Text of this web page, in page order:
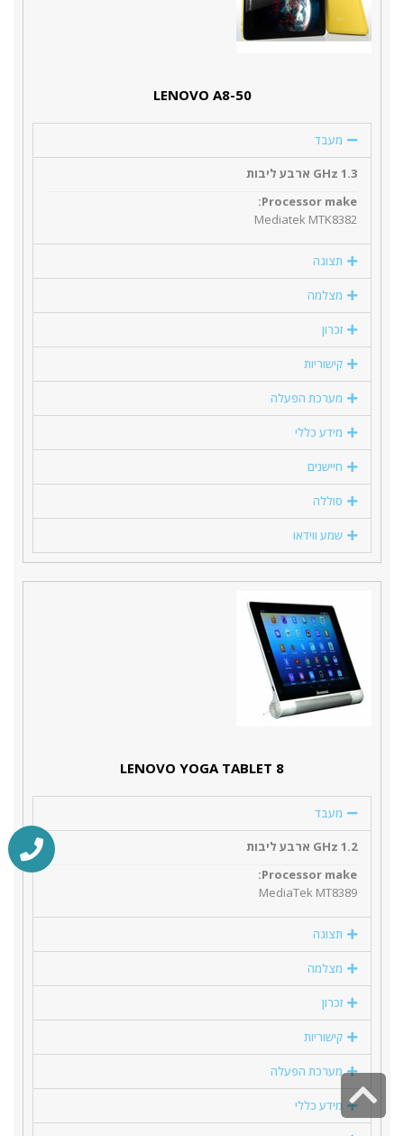
LENOVO A8-50
מעבד
1.3 GHz ארבע ליבות
Processor make:
Mediatek MTK8382
תצוגה
מצלמה
זכרון
קישוריות
מערכת הפעלה
מידע כללי
חיישנים
סוללה
שמע ווידאו
LENOVO YOGA TABLET 8
מעבד
1.2 GHz ארבע ליבות
Processor make:
MediaTek MT8389
תצוגה
מצלמה
זכרון
קישוריות
מערכת הפעלה
מידע כלליגלילה
לראש